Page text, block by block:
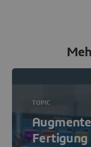
TOPIC
Fertigung